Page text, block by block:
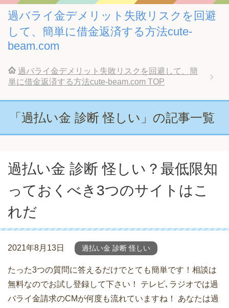
過バライ金デメリット失敗リスクを回避
して、簡単に借金返済する方法cute-
beam.com
過バライ金デメリット失敗リスクを回避して、簡
単に借金返済する方法cute-beam.com TOP
「過払い金 診断 怪しい」の記事一覧
過払い金 診断 怪しい？最低限知
っておくべき3つのサイトはこ
れだ
2021年8月13日 過払い金 診断 怪しい
たった3つの質問に答えるだけでとても簡単です！相談は
無料なのでお試し登録して下さい！ テレビ､ラジオでは過
バライ金請求のCMが何度も流れていますね！ あなたは過